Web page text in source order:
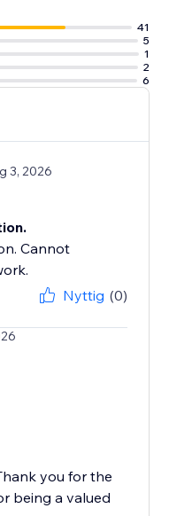
41
5
1
2
6
3, 2026
Cannot
Nyttig (0)
you for the
being a valued